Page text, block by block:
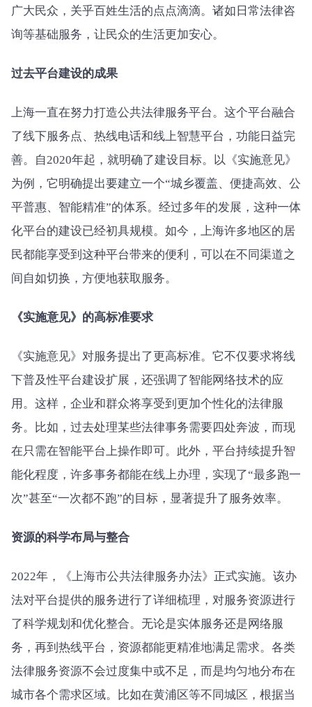
广大民众，关乎百姓生活的点点滴滴。诸如日常法律咨
询等基础服务，让民众的生活更加安心。
过去平台建设的成果
上海一直在努力打造公共法律服务平台。这个平台融合
了线下服务点、热线电话和线上智慧平台，功能日益完
善。自2020年起，就明确了建设目标。以《实施意见》
为例，它明确提出要建立一个“城乡覆盖、便捷高效、公
平普惠、智能精准”的体系。经过多年的发展，这种一体
化平台的建设已经初具规模。如今，上海许多地区的居
民都能享受到这种平台带来的便利，可以在不同渠道之
间自如切换，方便地获取服务。
《实施意见》的高标准要求
《实施意见》对服务提出了更高标准。它不仅要求将线
下普及性平台建设扩展，还强调了智能网络技术的应
用。这样，企业和群众将享受到更加个性化的法律服
务。比如，过去处理某些法律事务需要四处奔波，而现
在只需在智能平台上操作即可。此外，平台持续提升智
能化程度，许多事务都能在线上办理，实现了“最多跑一
次”甚至“一次都不跑”的目标，显著提升了服务效率。
资源的科学布局与整合
2022年，《上海市公共法律服务办法》正式实施。该办
法对平台提供的服务进行了详细梳理，对服务资源进行
了科学规划和优化整合。无论是实体服务还是网络服
务，再到热线平台，资源都能更精准地满足需求。各类
法律服务资源不会过度集中或不足，而是均匀地分布在
城市各个需求区域。比如在黄浦区等不同城区，根据当